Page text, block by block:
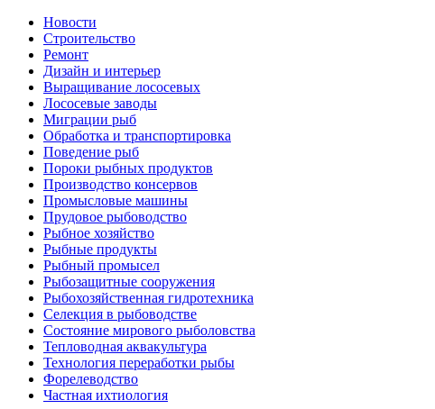
Новости
Строительство
Ремонт
Дизайн и интерьер
Выращивание лососевых
Лососевые заводы
Миграции рыб
Обработка и транспортировка
Поведение рыб
Пороки рыбных продуктов
Производство консервов
Промысловые машины
Прудовое рыбоводство
Рыбное хозяйство
Рыбные продукты
Рыбный промысел
Рыбозащитные сооружения
Рыбохозяйственная гидротехника
Селекция в рыбоводстве
Состояние мирового рыболовства
Тепловодная аквакультура
Технология переработки рыбы
Форелеводство
Частная ихтиология